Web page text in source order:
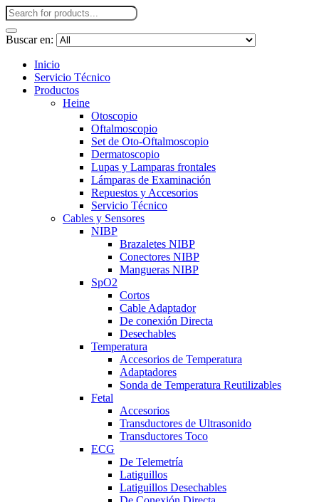
Buscar en:
Inicio
Servicio Técnico
Productos
Heine
Otoscopio
Oftalmoscopio
Set de Oto-Oftalmoscopio
Dermatoscopio
Lupas y Lamparas frontales
Lámparas de Examinación
Repuestos y Accesorios
Servicio Técnico
Cables y Sensores
NIBP
Brazaletes NIBP
Conectores NIBP
Mangueras NIBP
SpO2
Cortos
Cable Adaptador
De conexión Directa
Desechables
Temperatura
Accesorios de Temperatura
Adaptadores
Sonda de Temperatura Reutilizables
Fetal
Accesorios
Transductores de Ultrasonido
Transductores Toco
ECG
De Telemetría
Latiguillos
Latiguillos Desechables